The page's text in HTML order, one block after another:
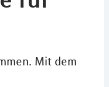
Mit dem